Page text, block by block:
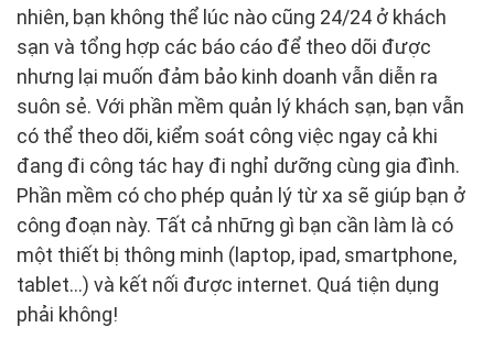
nhiên, bạn không thể lúc nào cũng 24/24 ở khách
sạn và tổng hợp các báo cáo để theo dõi được
nhưng lại muốn đảm bảo kinh doanh vẫn diễn ra
suôn sẻ. Với phần mềm quản lý khách sạn, bạn vẫn
có thể theo dõi, kiểm soát công việc ngay cả khi
đang đi công tác hay đi nghỉ dưỡng cùng gia đình.
Phần mềm có cho phép quản lý từ xa sẽ giúp bạn ở
công đoạn này. Tất cả những gì bạn cần làm là có
một thiết bị thông minh (laptop, ipad, smartphone,
tablet…) và kết nối được internet. Quá tiện dụng
phải không!